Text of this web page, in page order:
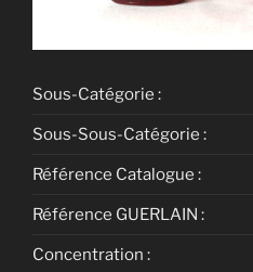
Sous-Catégorie :
Sous-Sous-Catégorie :
Référence Catalogue :
Référence GUERLAIN :
Concentration :